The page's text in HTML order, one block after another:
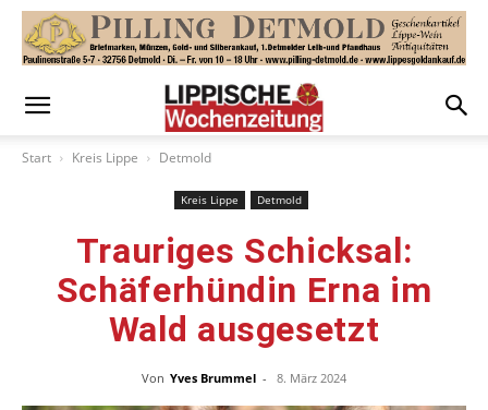
Start Kreis Lippe Detmold
Kreis Lippe Detmold
Trauriges Schicksal:
Schäferhündin Erna im
Wald ausgesetzt
Von Yves Brummel - 8. März 2024